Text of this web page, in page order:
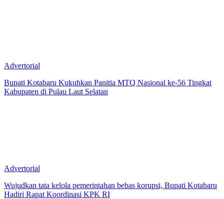
Advertorial
Bupati Kotabaru Kukuhkan Panitia MTQ Nasional ke-56 Tingkat
Kabupaten di Pulau Laut Selatan
Advertorial
Wujudkan tata kelola pemerintahan bebas korupsi, Bupati Kotabaru
Hadiri Rapat Koordinasi KPK RI